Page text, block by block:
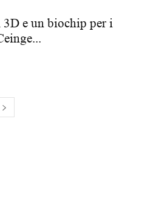
3D e un biochip per i